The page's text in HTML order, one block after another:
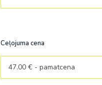
Ceļojuma cena
47.00 € - pamatcena